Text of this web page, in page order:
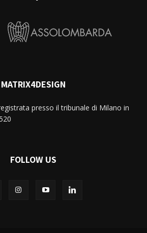
MATRIX4DESIGN
presso il tribunale di Milano in
FOLLOW US